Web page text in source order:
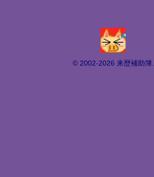
© 2002-2026 来歴補助簿.